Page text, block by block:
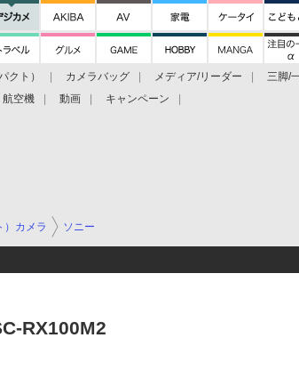
クト） カメラバッグ メディア/リーダー 三脚/
航空機 動画 キャンペーン
）カメラ ソニー
RX100M2